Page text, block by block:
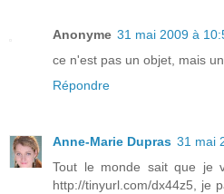
Anonyme 31 mai 2009 à
ce n'est pas un objet, mais
Répondre
Anne-Marie Dupras 31 mai
Tout le monde sait que je
http://tinyurl.com/dx44z5, je